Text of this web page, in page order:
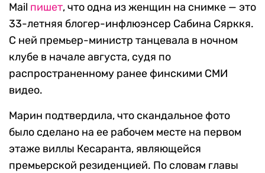
Mail пишет, что одна из женщин на снимке — это
33-летняя блогер-инфлюэнсер Сабина Сярккя.
С ней премьер-министр танцевала в ночном
клубе в начале августа, судя по
распространенному ранее финскими СМИ
видео.
Марин подтвердила, что скандальное фото
было сделано на ее рабочем месте на первом
этаже виллы Кесаранта, являющейся
премьерской резиденцией. По словам главы